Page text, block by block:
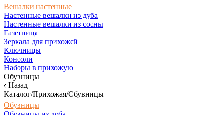
Вешалки настенные
Настенные вешалки из дуба
Настенные вешалки из сосны
Газетница
Зеркала для прихожей
Ключницы
Консоли
Наборы в прихожую
Обувницы
Назад
Каталог/Прихожая/Обувницы
Обувницы